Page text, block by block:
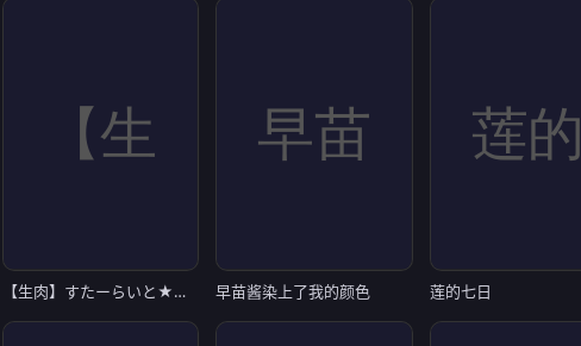
【生肉】すたーらいと★アイドル -COLORFUL TOP STAGE！- 早苗酱染上了我的颜色 莲的七日